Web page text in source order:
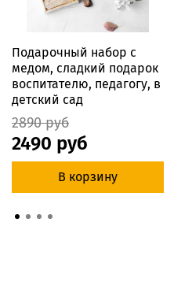
Подарочный набор с
медом, сладкий подарок
воспитателю, педагогу, в
детский сад
2890 руб
2490 руб
В корзину